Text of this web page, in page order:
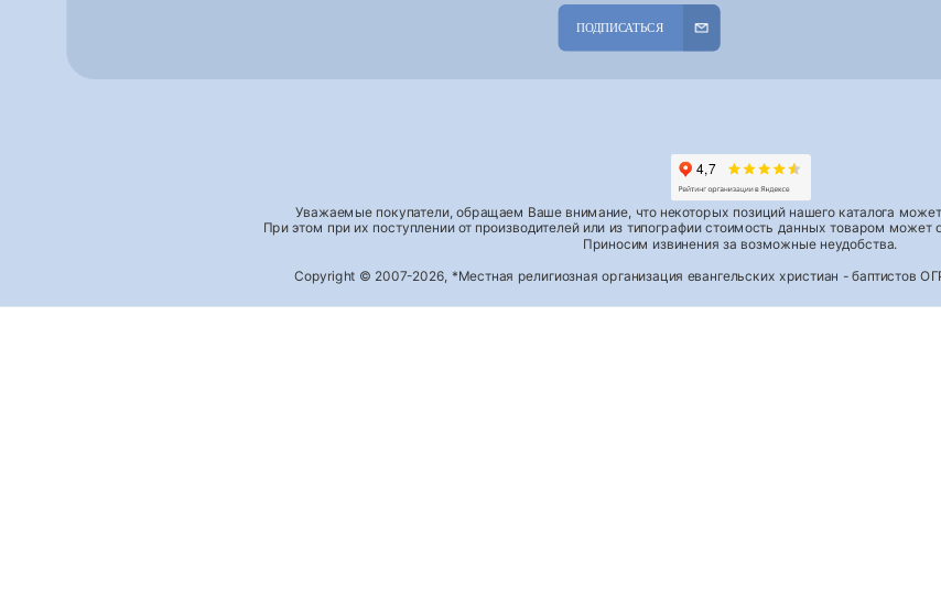
ПОДПИСАТЬСЯ
Уважаемые покупатели, обращаем Ваше внимание, что некоторых позиций нашего каталога
При этом при их поступлении от производителей или из типографии стоимость данных товаром может
Приносим извинения за возможные неудобства.
Copyright © 2007-2026, *Местная религиозная организация евангельских христиан - баптистов